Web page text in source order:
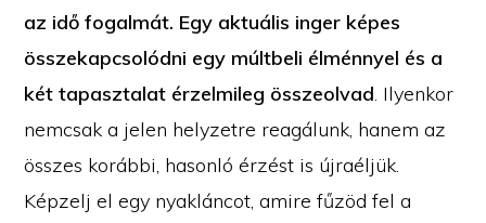
az idő fogalmát. Egy aktuális inger képes
összekapcsolódni egy múltbeli élménnyel és a
két tapasztalat érzelmileg összeolvad. Ilyenkor
nemcsak a jelen helyzetre reagálunk, hanem az
összes korábbi, hasonló érzést is újraéljük.
Képzelj el egy nyakláncot, amire fűzöd fel a